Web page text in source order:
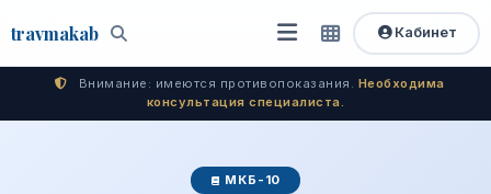
travmakab Поиск
Открыть
меню
Быстрый
доступ
Кабинет
Внимание: имеются противопоказания. Необходима
консультация специалиста.
МКБ-10